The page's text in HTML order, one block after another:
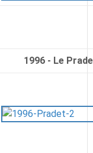
1996 - Le